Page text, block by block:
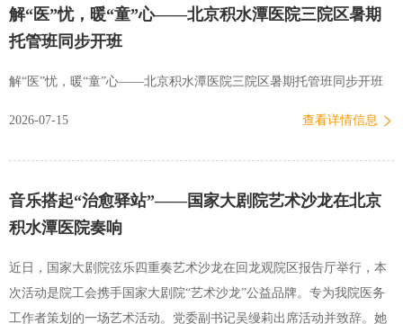
解“医”忧，暖“童”心——北京积水潭医院三院区暑期
托管班同步开班
解“医”忧，暖“童”心——北京积水潭医院三院区暑期托管班同步开班
2026-07-15 查看详情信息
音乐搭起“治愈驿站”——国家大剧院艺术沙龙在北京
积水潭医院奏响
近日，国家大剧院弦乐四重奏艺术沙龙在回龙观院区报告厅举行，本
次活动是院工会携手国家大剧院“艺术沙龙”公益品牌。专为我院医务
工作者策划的一场艺术活动。党委副书记吴缦莉出席活动并致辞。她